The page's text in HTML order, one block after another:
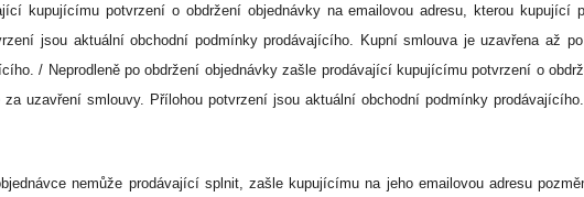
kupujícímu potvrzení o obdržení objednávky na emailovou adresu, kterou
jsou aktuální obchodní podmínky prodávajícího. Kupní smlouva je uzavřena až
/ Neprodleně po obdržení objednávky zašle prodávající kupujícímu potvrzení o
uzavření smlouvy. Přílohou potvrzení jsou aktuální obchodní podmínky
nemůže prodávající splnit, zašle kupujícímu na jeho emailovou adresu